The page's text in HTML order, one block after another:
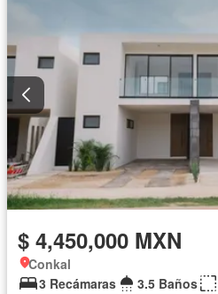
$ 4,450,000 MXN
Conkal
3 Recámaras
3.5 Baños